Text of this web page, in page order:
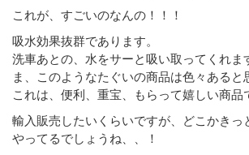
これが、すごいのなんの！！！
吸水効果抜群であります。
洗車あとの、水をサーと吸い取ってくれま
ま、このようなたぐいの商品は色々あると
これは、便利、重宝、もらって嬉しい商品
輸入販売したいくらいですが、どこかきっ
やってるでしょうね、、！